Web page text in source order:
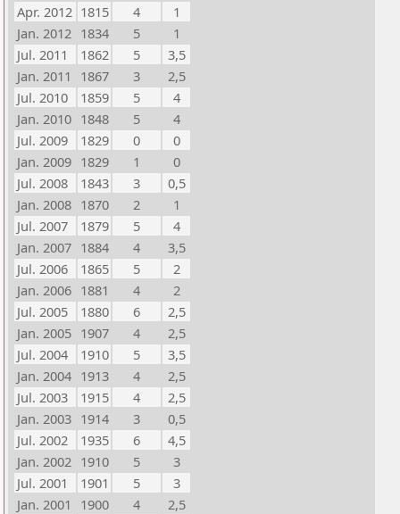
Apr. 2012 1815 4
1
Jan. 2012 1834 5
1
Jul. 2011
1862 5
3,5
Jan. 2011
1867 3
2,5
Jul. 2010
1859 5
4
Jan. 2010 1848 5
4
Jul. 2009
1829 0
0
Jan. 2009 1829 1
0
Jul. 2008
1843 3
0,5
Jan. 2008 1870 2
1
Jul. 2007
1879 5
4
Jan. 2007 1884 4
3,5
Jul. 2006
1865 5
2
Jan. 2006 1881 4
2
Jul. 2005
1880 6
2,5
Jan. 2005 1907 4
2,5
Jul. 2004
1910 5
3,5
Jan. 2004 1913 4
2,5
Jul. 2003
1915 4
2,5
Jan. 2003 1914 3
0,5
Jul. 2002
1935 6
4,5
Jan. 2002 1910 5
3
Jul. 2001
1901 5
3
Jan. 2001
1900 4
2,5